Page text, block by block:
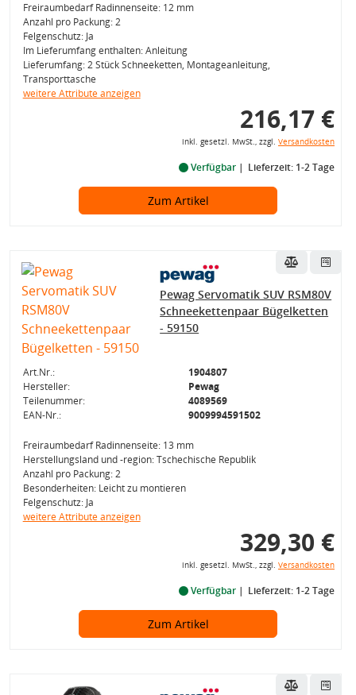
Freiraumbedarf Radinnenseite: 12 mm
Anzahl pro Packung: 2
Felgenschutz: Ja
Im Lieferumfang enthalten: Anleitung
Lieferumfang: 2 Stück Schneeketten, Montageanleitung,
Transporttasche
weitere Attribute anzeigen
216,17 €
inkl. gesetzl. MwSt., zzgl. Versandkosten
Verfügbar Lieferzeit: 1-2 Tage
Zum Artikel
Pewag Servomatik SUV RSM80V
Schneekettenpaar Bügelketten
- 59150
Art.Nr.:
1904807
Hersteller:
Pewag
Teilenummer:
4089569
EAN-Nr.:
9009994591502
Freiraumbedarf Radinnenseite: 13 mm
Herstellungsland und -region: Tschechische Republik
Anzahl pro Packung: 2
Besonderheiten: Leicht zu montieren
Felgenschutz: Ja
weitere Attribute anzeigen
329,30 €
inkl. gesetzl. MwSt., zzgl. Versandkosten
Verfügbar Lieferzeit: 1-2 Tage
Zum Artikel